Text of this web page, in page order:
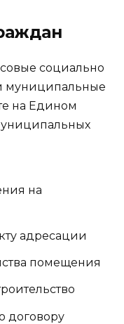
социально
муниципальные
на Едином
на
адресации
помещения
договору